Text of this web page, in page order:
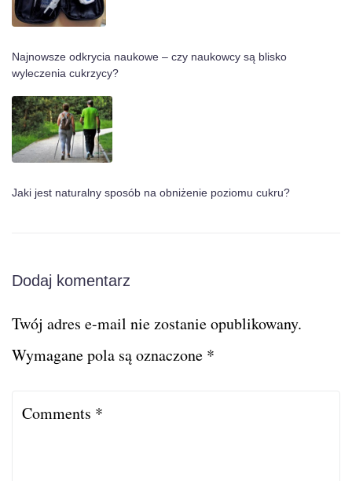
Najnowsze odkrycia naukowe – czy naukowcy są blisko
wyleczenia cukrzycy?
Jaki jest naturalny sposób na obniżenie poziomu cukru?
Dodaj komentarz
Twój adres e-mail nie zostanie opublikowany.
Wymagane pola są oznaczone *